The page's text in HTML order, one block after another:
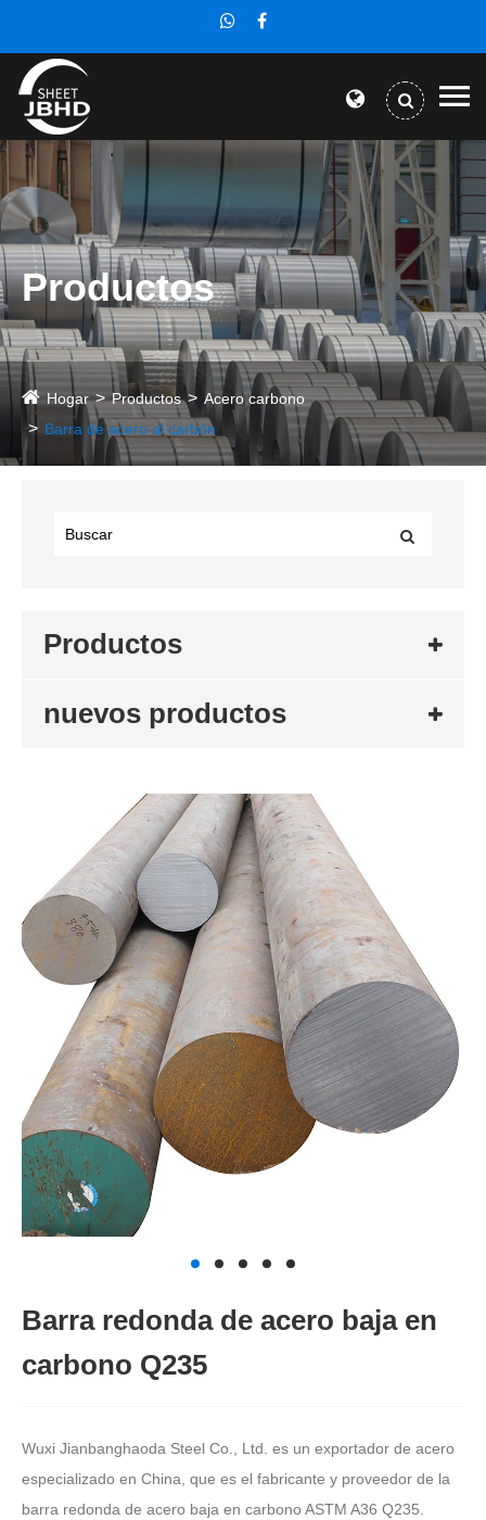
Productos
Hogar Productos
Acero carbono
Barra de acero al carbón
Productos
nuevos productos
Barra redonda de acero baja en
carbono Q235
Wuxi Jianbanghaoda Steel Co., Ltd. es un exportador de acero
especializado en China, que es el fabricante y proveedor de la
barra redonda de acero baja en carbono ASTM A36 Q235.